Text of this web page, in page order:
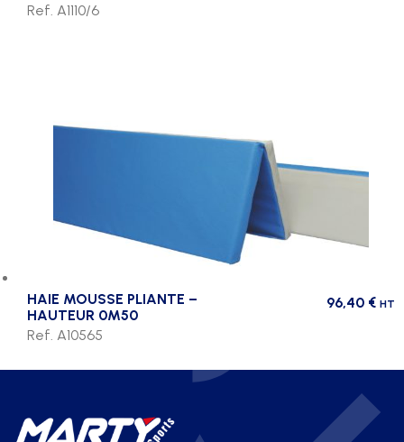
Ref. A1110/6
HAIE MOUSSE PLIANTE –
HAUTEUR 0M50
96,40 € HT
Ref. A10565